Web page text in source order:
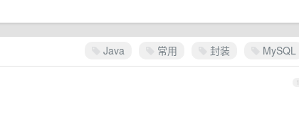
Java 常用 封装 MySQL
1